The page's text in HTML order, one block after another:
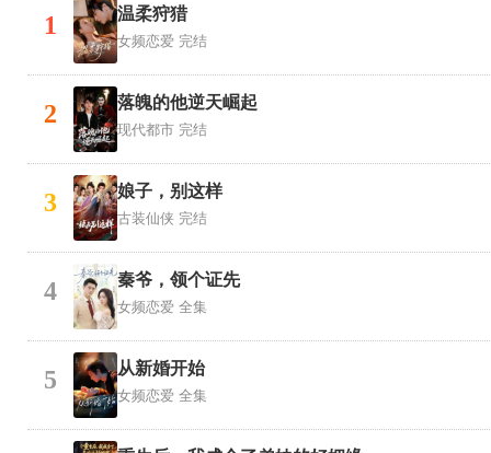
1 温柔狩猎
女频恋爱 完结
2 落魄的他逆天崛起
现代都市 完结
3 娘子，别这样
古装仙侠 完结
4 秦爷，领个证先
女频恋爱 全集
5 从新婚开始
女频恋爱 全集